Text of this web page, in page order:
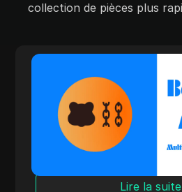
collection de pièces plus
Configurez plusieurs
recevoir les jetons gratuits
augmentez vos chances
plusieurs adresses pour
l'écosystème DeFi en
Lire la suite